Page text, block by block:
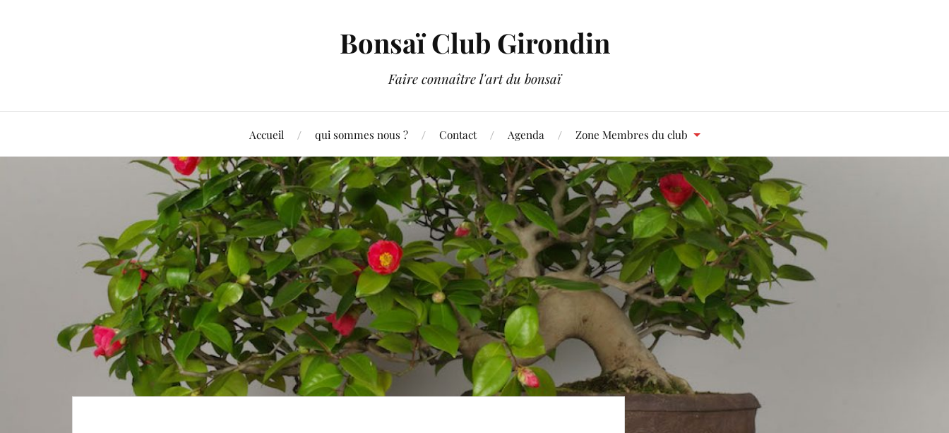
Bonsaï Club Girondin
Faire connaître l'art du bonsaï
Accueil qui sommes nous ? Contact Agenda Zone Membres du club